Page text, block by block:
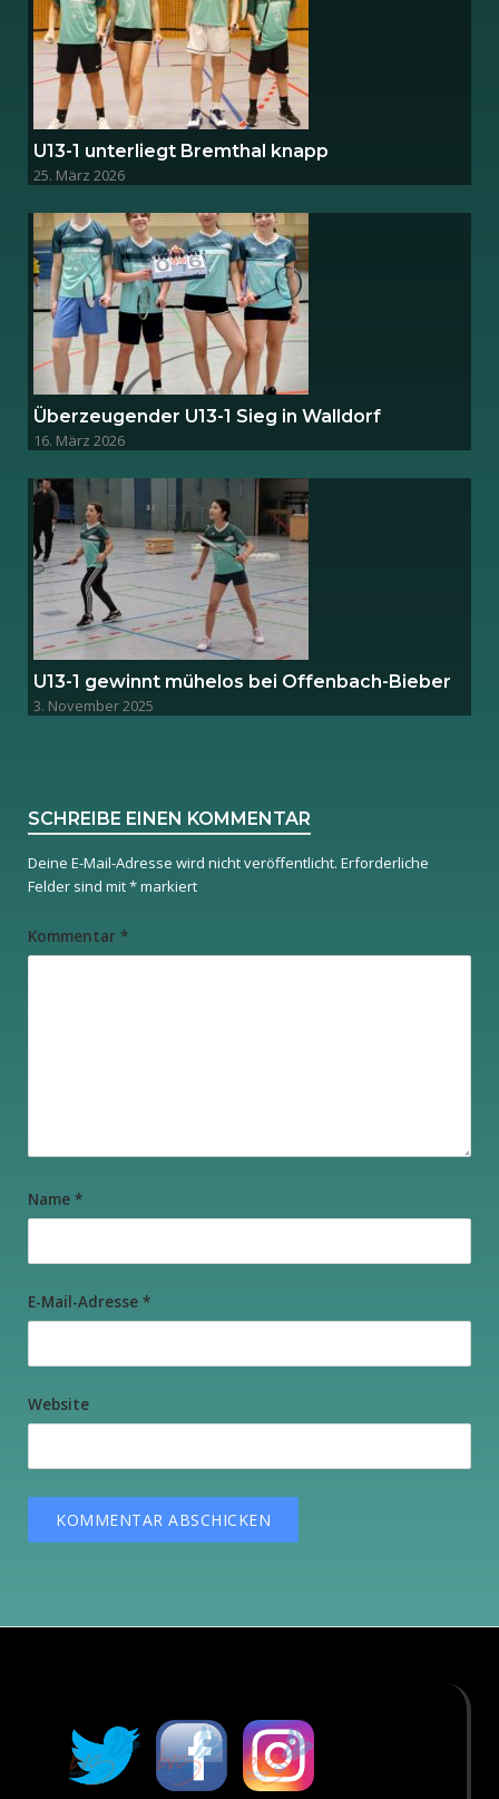
U13-1 unterliegt Bremthal knapp
25. März 2026
Überzeugender U13-1 Sieg in Walldorf
16. März 2026
U13-1 gewinnt mühelos bei Offenbach-Bieber
3. November 2025
SCHREIBE EINEN KOMMENTAR
Deine E-Mail-Adresse wird nicht veröffentlicht. Erforderliche
Felder sind mit*markiert
Kommentar *
Name *
E-Mail-Adresse *
Website